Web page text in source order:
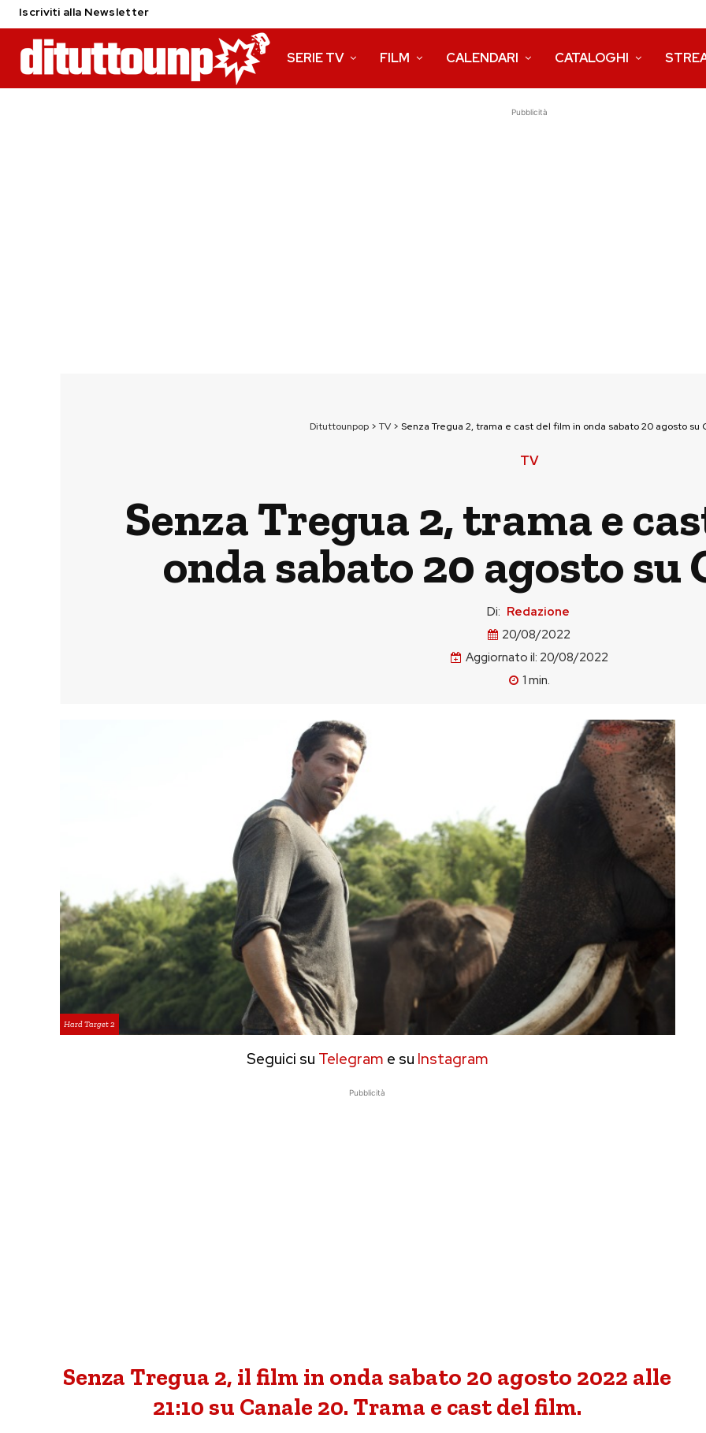
Iscriviti alla Newsletter
SERIE TV FILM CALENDARI CATALOGHI
Pubblicità
Dituttounpop > TV > Senza Tregua 2, trama e cast del film in onda sabato 20 agosto su
TV
Senza Tregua 2, trama e
onda sabato 20 agosto su
Di: Redazione
20/08/2022
Aggiornato il: 20/08/2022
1 min.
Hard Target 2
Seguici su Telegram e su Instagram
Pubblicità
Senza Tregua 2, il film in onda sabato 20 agosto 2022 alle
21:10 su Canale 20. Trama e cast del film.